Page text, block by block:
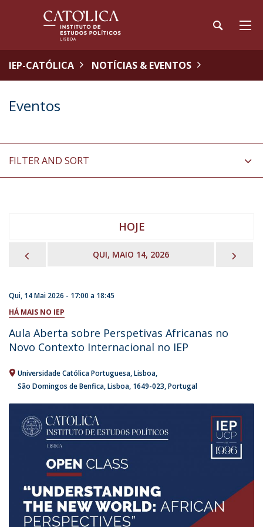
IEP-CATÓLICA NOTÍCIAS & EVENTOS
Eventos
FILTER AND SORT
HOJE
QUI, MAIO 14, 2026
Qui, 14 Mai 2026 - 17:00 a 18:45
HÁ MAIS NO IEP
Aula Aberta sobre Perspetivas Africanas no
Novo Contexto Internacional no IEP
Universidade Católica Portuguesa Lisboa
São Domingos de Benfica, Lisboa 1649-023 Portugal